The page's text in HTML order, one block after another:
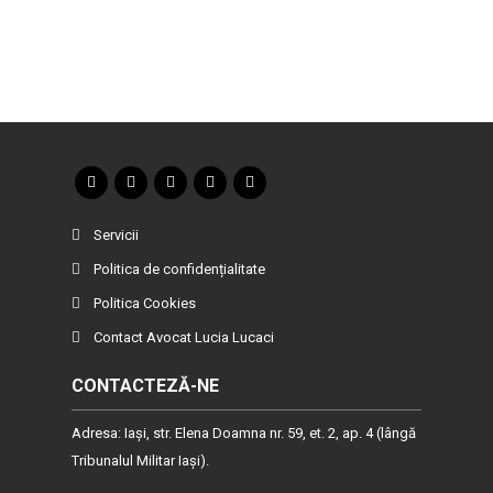
Servicii
Politica de confidențialitate
Politica Cookies
Contact Avocat Lucia Lucaci
CONTACTEZĂ-NE
Adresa: Iaşi, str. Elena Doamna nr. 59, et. 2, ap. 4 (lângă
Tribunalul Militar Iaşi).